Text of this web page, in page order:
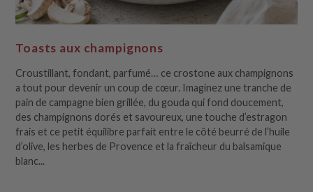
Toasts aux champignons
Croustillant, fondant, parfumé… ce crostone aux champignons
a tout pour devenir un coup de cœur. Imaginez une tranche de
pain de campagne bien grillée, du gouda qui fond doucement,
des champignons dorés et savoureux, une touche d’estragon
frais et ce petit équilibre parfait entre le côté beurré de l’huile
d’olive, les herbes de Provence et la fraîcheur du balsamique
blanc...